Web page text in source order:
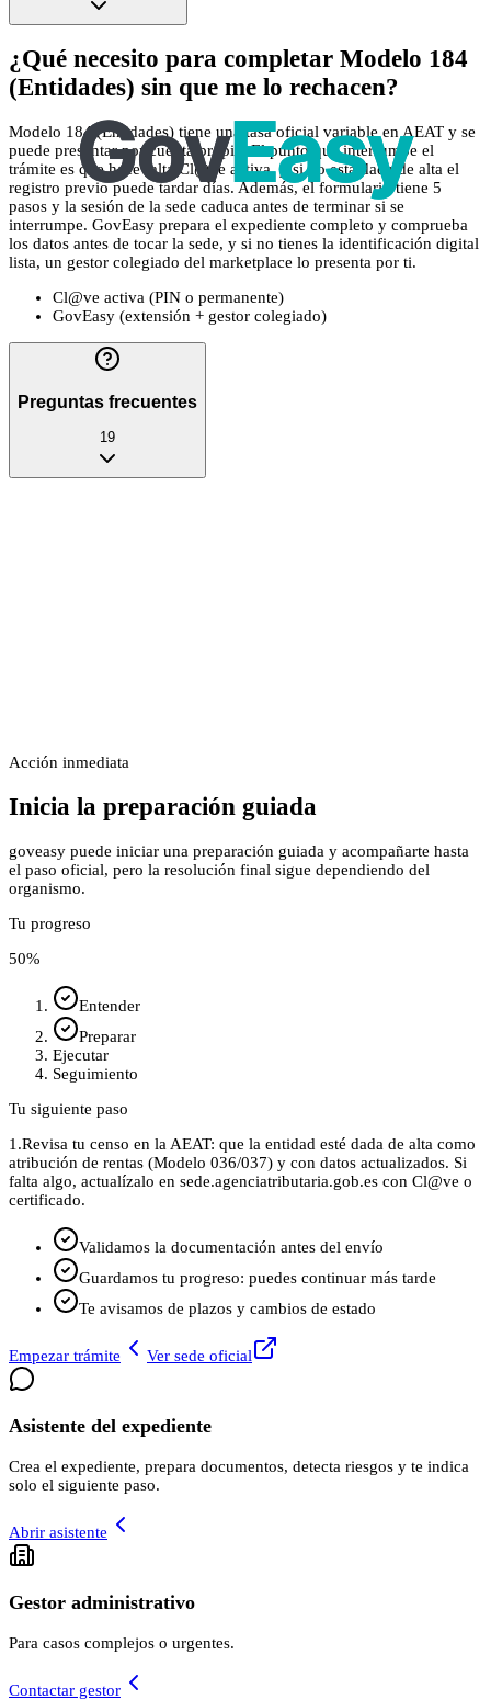
¿Qué necesito para completar Modelo 184
(Entidades) sin que me lo rechacen?
Modelo 184 (Entidades) tiene una tasa oficial variable en AEAT y se
puede presentar por cuenta propia. El punto que interrumpe el
trámite es que hace falta Cl@ve activa, y si no está dada de alta el
registro previo puede tardar días. Además, el formulario tiene 5
pasos y la sesión de la sede caduca antes de terminar si se
interrumpe. GovEasy prepara el expediente completo y comprueba
los datos antes de tocar la sede, y si no tienes la identificación digital
lista, un gestor colegiado del marketplace lo presenta por ti.
Cl@ve activa (PIN o permanente)
GovEasy (extensión + gestor colegiado)
Preguntas frecuentes
19
Acción inmediata
Inicia la preparación guiada
goveasy puede iniciar una preparación guiada y acompañarte hasta
el paso oficial, pero la resolución final sigue dependiendo del
organismo.
Tu progreso
50%
Entender
Preparar
Ejecutar
Seguimiento
Tu siguiente paso
1.Revisa tu censo en la AEAT: que la entidad esté dada de alta como
atribución de rentas (Modelo 036/037) y con datos actualizados. Si
falta algo, actualízalo en sede.agenciatributaria.gob.es con Cl@ve o
certificado.
Validamos la documentación antes del envío
Guardamos tu progreso: puedes continuar más tarde
Te avisamos de plazos y cambios de estado
Empezar trámite Ver sede oficial
Asistente del expediente
Crea el expediente, prepara documentos, detecta riesgos y te indica
solo el siguiente paso.
Abrir asistente
Gestor administrativo
Para casos complejos o urgentes.
Contactar gestor